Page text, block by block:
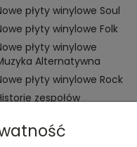
płyty winylowe Soul
płyty winylowe Folk
płyty winylowe
Alternatywna
płyty winylowe Rock
zespołów